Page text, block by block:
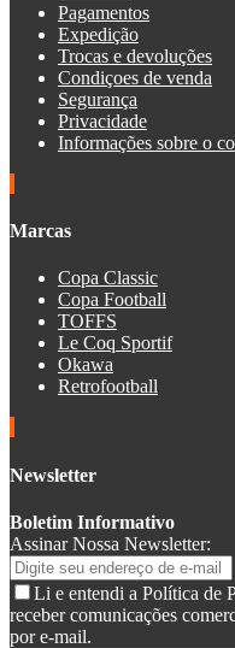
Pagamentos
Expedição
Trocas e devoluções
Condiçoes de venda
Segurança
Privacidade
Informações sobre o
Marcas
Copa Classic
Copa Football
TOFFS
Le Coq Sportif
Okawa
Retrofootball
Newsletter
Boletim Informativo
Assinar Nossa Newsletter:
Li e entendi a Política de
receber comunicações
por e-mail.